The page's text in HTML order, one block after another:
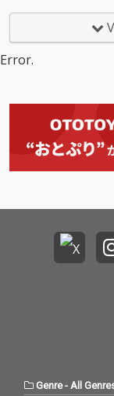
そこに生きる
どの生き物、
Error.
Genre-All